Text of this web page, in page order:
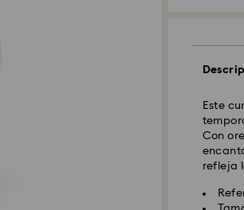
Este
Con
refleja